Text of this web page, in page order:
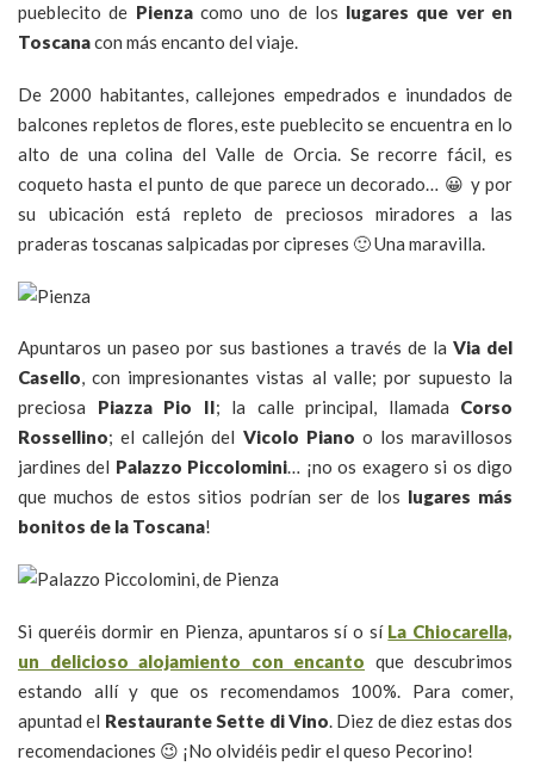
pueblecito de Pienzacomo uno de los lugares que ver en
Toscanacon más encanto del viaje.
De 2000 habitantes, callejones empedrados e inundados de
balcones repletos de flores, este pueblecito se encuentra en lo
alto de una colina del Valle de Orcia. Se recorre fácil, es
coqueto hasta el punto de que parece un decorado… 😀 y por
su ubicación está repleto de preciosos miradores a las
praderas toscanas salpicadas por cipreses 🙂 Una maravilla.
Apuntaros un paseo por sus bastiones a través de laVia del
Casello, con impresionantes vistas al valle; por supuesto la
preciosa Piazza Pio II; la calle principal, llamada Corso
Rossellino; el callejón del Vicolo Piano o los maravillosos
jardines del Palazzo Piccolomini… ¡no os exagero si os digo
que muchos de estos sitios podrían ser de los lugares más
bonitos de la Toscana!
Si queréis dormir en Pienza, apuntaros sí o sí La Chiocarella,
un delicioso alojamiento con encanto que descubrimos
estando allí y que os recomendamos 100%. Para comer,
apuntad el Restaurante Sette di Vino. Diez de diez estas dos
recomendaciones 😉 ¡No olvidéis pedir el queso Pecorino!